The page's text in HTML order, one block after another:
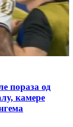
пораза од
камере